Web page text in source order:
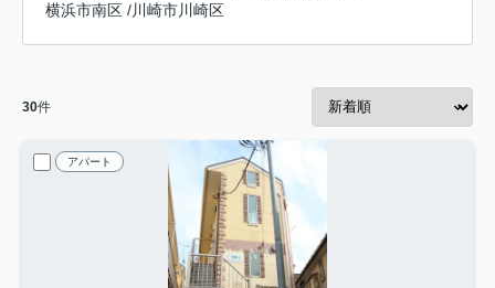
横浜市南区 /川崎市川崎区
30件
アパート